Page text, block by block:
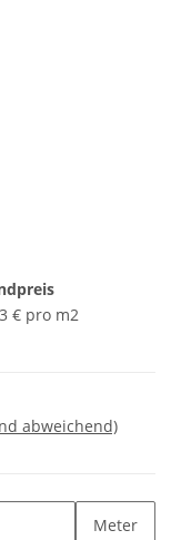
€ pro m2
abweichend)
Meter